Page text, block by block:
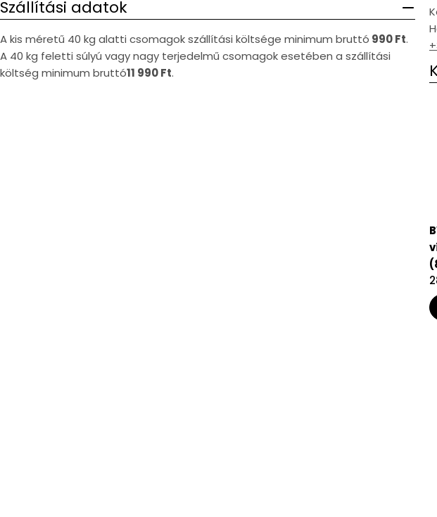
Szállítási adatok
A kis méretű 40 kg alatti csomagok szállítási költsége minimum bruttó 990 Ft.
A 40 kg feletti súlyú vagy nagy terjedelmű csomagok esetében a szállítási
költség minimum bruttó11 990 Ft.